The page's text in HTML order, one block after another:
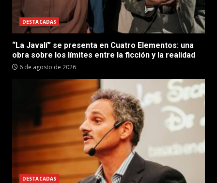
DESTACADAS
“La Javalí” se presenta en Cuatro Elementos: una
obra sobre los límites entre la ficción y la realidad
6 de agosto de 2026
DESTACADAS